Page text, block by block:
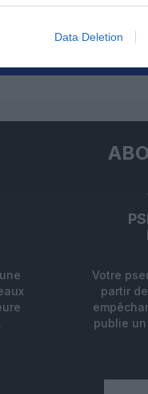
Data Deletion
Votre
partir
publie